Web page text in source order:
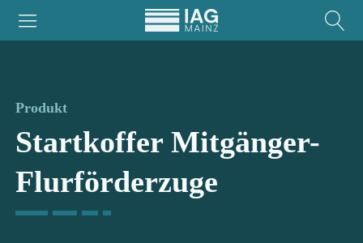
Produkt
Startkoffer Mitgänger-
Flurförderzuge